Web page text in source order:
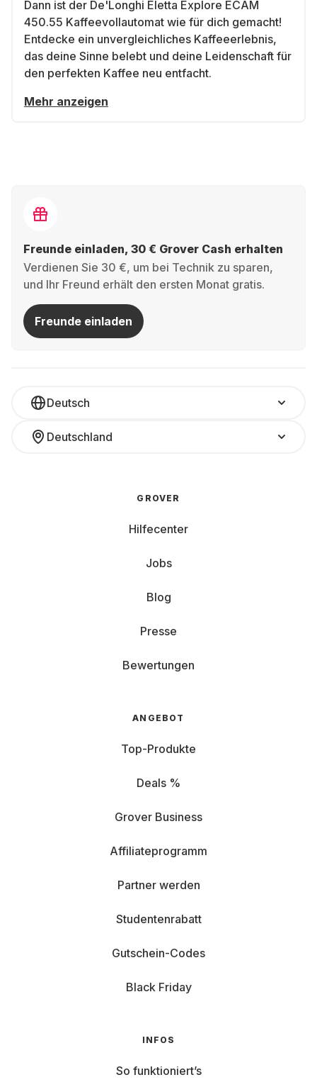
Dann ist der De'Longhi Eletta Explore ECAM
450.55 Kaffeevollautomat wie für dich gemacht!
Entdecke ein unvergleichliches Kaffeeerlebnis,
das deine Sinne belebt und deine Leidenschaft für
den perfekten Kaffee neu entfacht.
Mehr anzeigen
Freunde einladen, 30 € Grover Cash erhalten
Verdienen Sie 30 €, um bei Technik zu sparen,
und Ihr Freund erhält den ersten Monat gratis.
Freunde einladen
Deutsch
Deutschland
GROVER
Hilfecenter
Jobs
Blog
Presse
Bewertungen
ANGEBOT
Top-Produkte
Deals %
Grover Business
Affiliateprogramm
Partner werden
Studentenrabatt
Gutschein-Codes
Black Friday
INFOS
So funktioniert’s